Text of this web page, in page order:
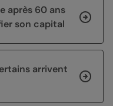
après 60 ans
son capital
arrivent